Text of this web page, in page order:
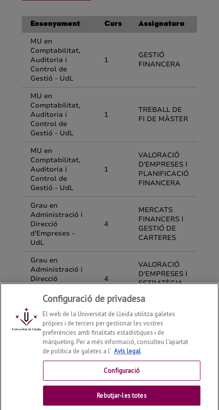
Departament d'Economia i Empresa2026
Contactar
Configuració de privadesa
El web de la Universitat de Lleida utilitza galetes
pròpies i de tercers per gestionar les vostres
preferències amb finalitats estadístiques i de
màrqueting. Per a més informació, consulteu l’apartat
de política de galetes a l' Avís legal
Configuració
Rebutjar-les totes